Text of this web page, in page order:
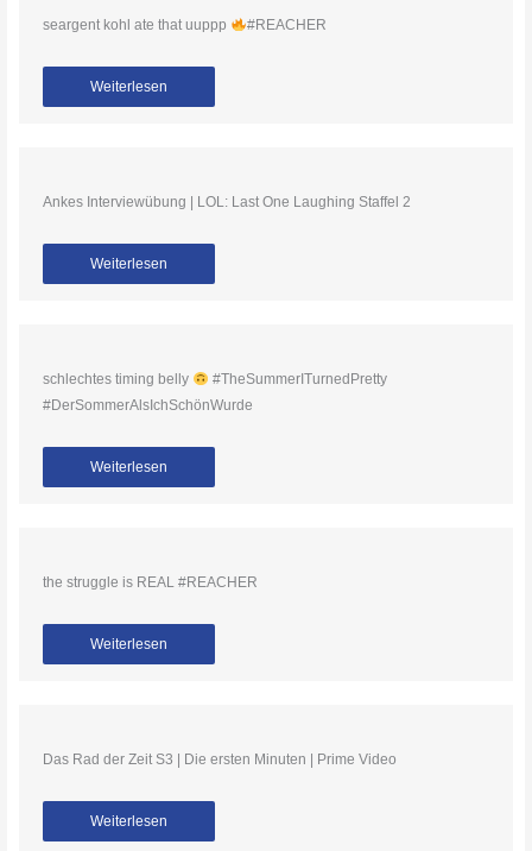
seargent kohl ate that uuppp #REACHER
Weiterlesen
Ankes Interviewübung | LOL: Last One Laughing Staffel 2
Weiterlesen
schlechtes timing belly
#TheSummerITurnedPretty
#DerSommerAlsIchSchönWurde
Weiterlesen
the struggle is REAL #REACHER
Weiterlesen
Das Rad der Zeit S3 | Die ersten Minuten | Prime Video
Weiterlesen